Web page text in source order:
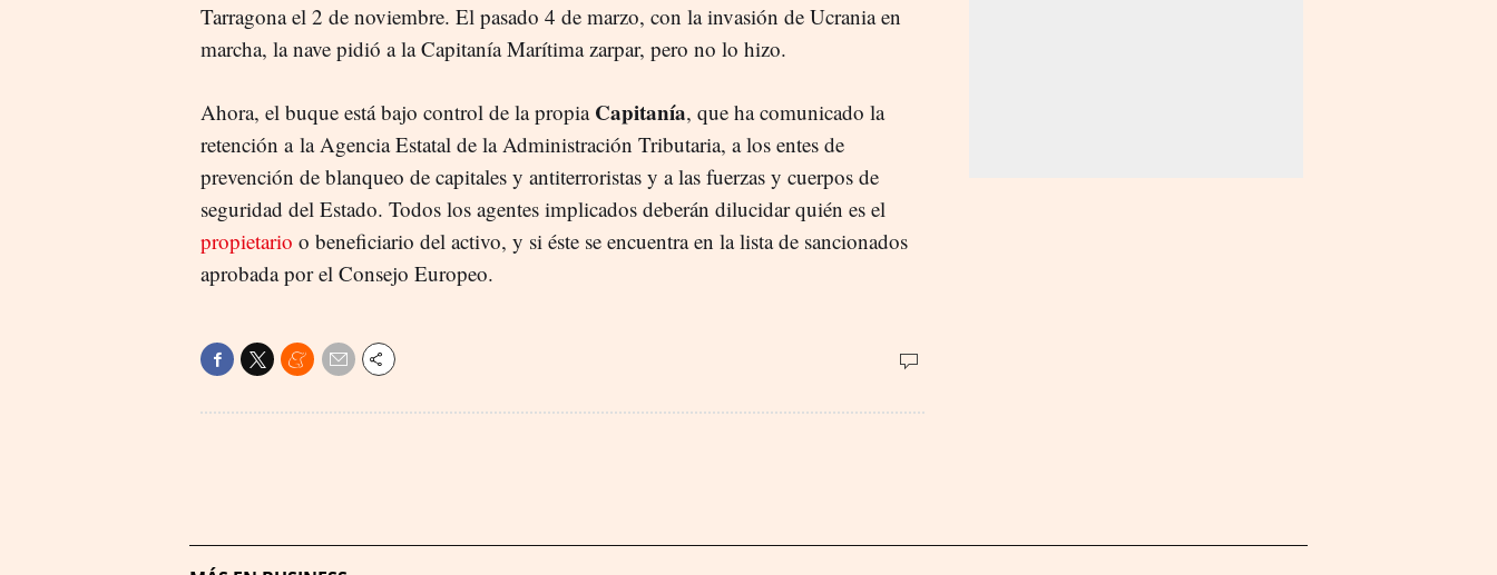
Tarragona el 2 de noviembre. El pasado 4 de marzo, con la invasión de Ucrania en
marcha, la nave pidió a la Capitanía Marítima zarpar, pero no lo hizo.
Ahora, el buque está bajo control de la propia Capitanía, que ha comunicado la
retención a la Agencia Estatal de la Administración Tributaria, a los entes de
prevención de blanqueo de capitales y antiterroristas y a las fuerzas y cuerpos de
seguridad del Estado. Todos los agentes implicados deberán dilucidar quién es el
propietario o beneficiario del activo, y si éste se encuentra en la lista de sancionados
aprobada por el Consejo Europeo.